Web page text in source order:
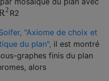
2 R2
"Axiome de choix et
du plan", il est montré
graphes finis du plan
alors